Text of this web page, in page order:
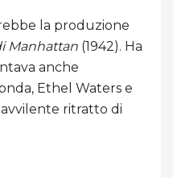
la produzione
Manhattan (1942). Ha
anche
Ethel Waters e
ritratto di